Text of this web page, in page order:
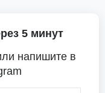
5 минут
напишите в